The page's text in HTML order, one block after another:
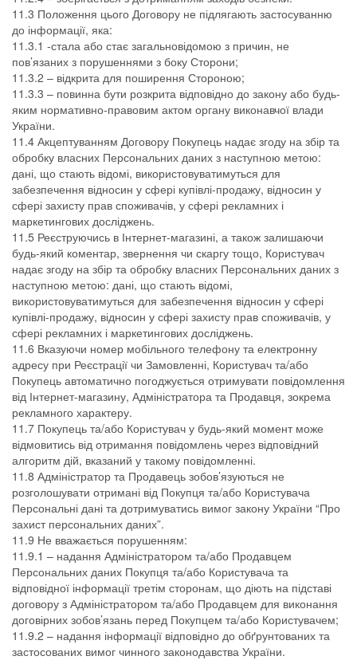
11.3 Положення цього Договору не підлягають застосуванню
до інформації, яка:
11.3.1 -стала або стає загальновідомою з причин, не
пов’язаних з порушеннями з боку Сторони;
11.3.2 – відкрита для поширення Стороною;
11.3.3 – повинна бути розкрита відповідно до закону або будь-
яким нормативно-правовим актом органу виконавчої влади
України.
11.4 Акцептуванням Договору Покупець надає згоду на збір та
обробку власних Персональних даних з наступною метою:
дані, що стають відомі, використовуватимуться для
забезпечення відносин у сфері купівлі-продажу, відносин у
сфері захисту прав споживачів, у сфері рекламних і
маркетингових досліджень.
11.5 Реєструючись в Інтернет-магазині, а також залишаючи
будь-який коментар, звернення чи скаргу тощо, Користувач
надає згоду на збір та обробку власних Персональних даних з
наступною метою: дані, що стають відомі,
використовуватимуться для забезпечення відносин у сфері
купівлі-продажу, відносин у сфері захисту прав споживачів, у
сфері рекламних і маркетингових досліджень.
11.6 Вказуючи номер мобільного телефону та електронну
адресу при Реєстрації чи Замовленні, Користувач та/або
Покупець автоматично погоджується отримувати повідомлення
від Інтернет-магазину, Адміністратора та Продавця, зокрема
рекламного характеру.
11.7 Покупець та/або Користувач у будь-який момент може
відмовитись від отримання повідомлень через відповідний
алгоритм дій, вказаний у такому повідомленні.
11.8 Адміністратор та Продавець зобов’язуються не
розголошувати отримані від Покупця та/або Користувача
Персональні дані та дотримуватись вимог закону України “Про
захист персональних даних”.
11.9 Не вважається порушенням:
11.9.1 – надання Адміністратором та/або Продавцем
Персональних даних Покупця та/або Користувача та
відповідної інформації третім сторонам, що діють на підставі
договору з Адміністратором та/або Продавцем для виконання
договірних зобов’язань перед Покупцем та/або Користувачем;
11.9.2 – надання інформації відповідно до обґрунтованих та
застосованих вимог чинного законодавства України.